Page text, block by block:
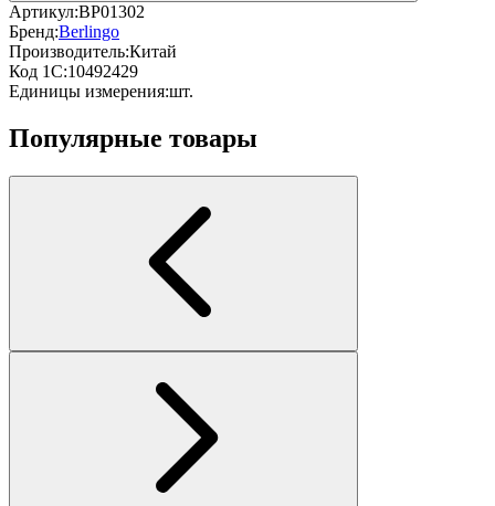
Артикул:BP01302
Бренд:Berlingo
Производитель:Китай
Код 1С:10492429
Единицы измерения:шт.
Популярные товары